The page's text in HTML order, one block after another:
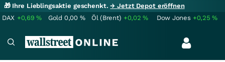
🎁 Ihre Lieblingsaktie geschenkt.→ Jetzt Depot eröffnen
DAX +0,69% Gold 0,00 % Öl (Brent) +0,02% Dow Jones +0,25%